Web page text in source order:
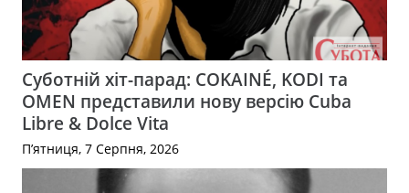
Суботній хіт-парад: COKAINÉ, KODI та
OMEN представили нову версію Cuba
Libre & Dolce Vita
П’ятниця, 7 Серпня, 2026